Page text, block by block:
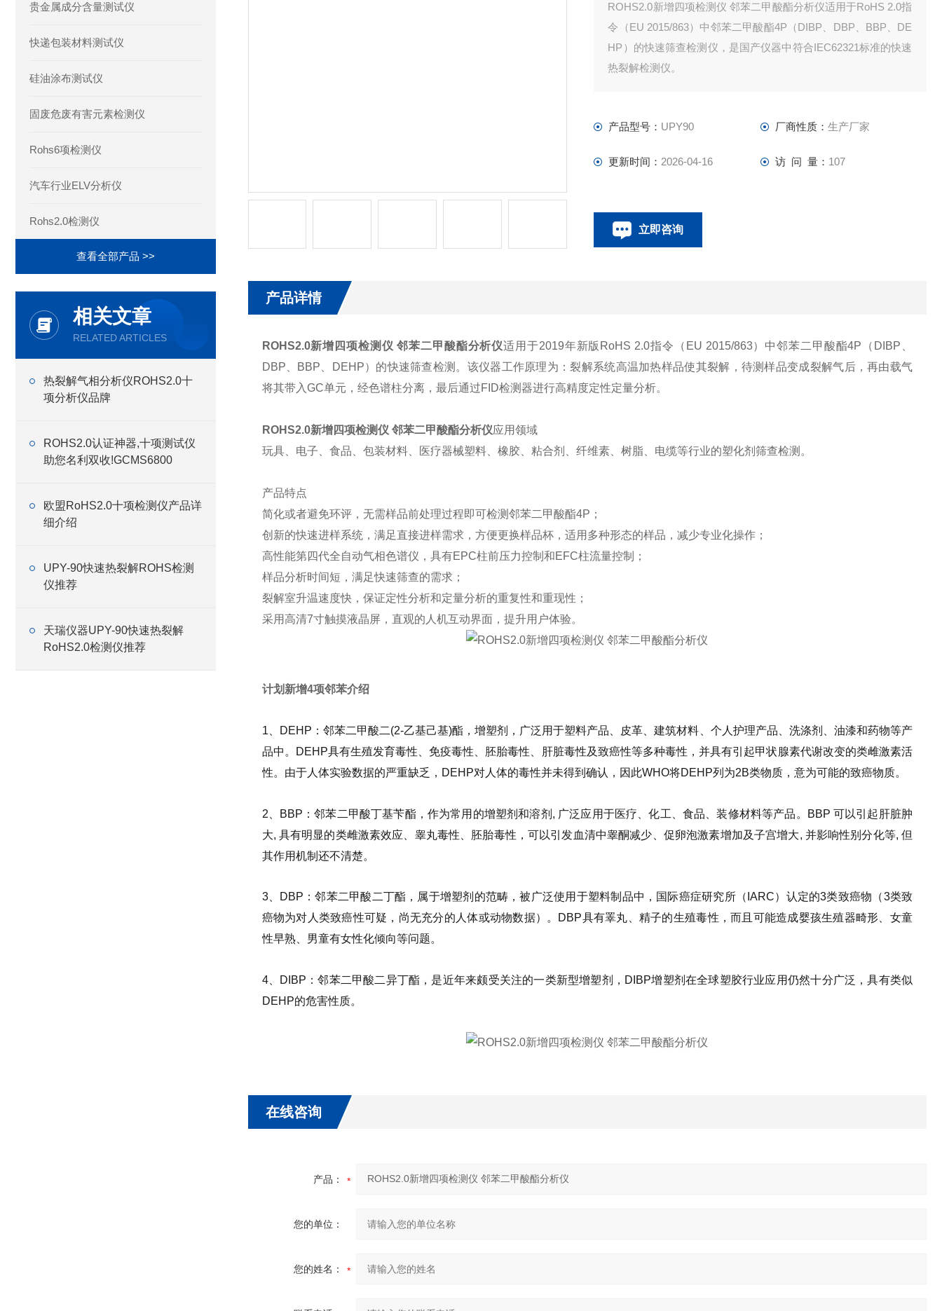
贵金属成分含量测试仪
快递包装材料测试仪
硅油涂布测试仪
固废危废有害元素检测仪
Rohs6项检测仪
汽车行业ELV分析仪
Rohs2.0检测仪
查看全部产品 >>
相关文章
RELATED ARTICLES
热裂解气相分析仪ROHS2.0十
项分析仪品牌
ROHS2.0认证神器,十项测试仪
助您名利双收!GCMS6800
欧盟RoHS2.0十项检测仪产品详
细介绍
UPY-90快速热裂解ROHS检测
仪推荐
天瑞仪器UPY-90快速热裂解
RoHS2.0检测仪推荐
ROHS2.0新增四项检测仪 邻苯二甲酸酯分析仪适用于RoHS 2.0指
令（EU 2015/863）中邻苯二甲酸酯4P（DIBP、DBP、BBP、DE
HP）的快速筛查检测仪，是国产仪器中符合IEC62321标准的快速
热裂解检测仪。
产品型号： UPY90 厂商性质： 生产厂家
更新时间： 2026-04-16 访 问 量： 107
立即咨询
产品详情
ROHS2.0新增四项检测仪 邻苯二甲酸酯分析仪适用于2019年新版RoHS 2.0指令（EU 2015/863）中邻苯二甲酸酯4P（DIBP、
DBP、BBP、DEHP）的快速筛查检测。该仪器工作原理为：裂解系统高温加热样品使其裂解，待测样品变成裂解气后，再由载气
将其带入GC单元，经色谱柱分离，最后通过FID检测器进行高精度定性定量分析。
ROHS2.0新增四项检测仪 邻苯二甲酸酯分析仪应用领域
玩具、电子、食品、包装材料、医疗器械塑料、橡胶、粘合剂、纤维素、树脂、电缆等行业的塑化剂筛查检测。
产品特点
简化或者避免环评，无需样品前处理过程即可检测邻苯二甲酸酯4P；
创新的快速进样系统，满足直接进样需求，方便更换样品杯，适用多种形态的样品，减少专业化操作；
高性能第四代全自动气相色谱仪，具有EPC柱前压力控制和EFC柱流量控制；
样品分析时间短，满足快速筛查的需求；
裂解室升温速度快，保证定性分析和定量分析的重复性和重现性；
采用高清7寸触摸液晶屏，直观的人机互动界面，提升用户体验。
计划新增4项邻苯介绍
1、DEHP：邻苯二甲酸二(2-乙基己基)酯，增塑剂，广泛用于塑料产品、皮革、建筑材料、个人护理产品、洗涤剂、油漆和药物等产
品中。DEHP具有生殖发育毒性、免疫毒性、胚胎毒性、肝脏毒性及致癌性等多种毒性，并具有引起甲状腺素代谢改变的类雌激素活
性。由于人体实验数据的严重缺乏，DEHP对人体的毒性并未得到确认，因此WHO将DEHP列为2B类物质，意为可能的致癌物质。
2、BBP：邻苯二甲酸丁基苄酯，作为常用的增塑剂和溶剂, 广泛应用于医疗、化工、食品、装修材料等产品。BBP 可以引起肝脏肿
大, 具有明显的类雌激素效应、睾丸毒性、胚胎毒性，可以引发血清中睾酮减少、促卵泡激素增加及子宫增大, 并影响性别分化等, 但
其作用机制还不清楚。
3、DBP：邻苯二甲酸二丁酯，属于增塑剂的范畴，被广泛使用于塑料制品中，国际癌症研究所（IARC）认定的3类致癌物（3类致
癌物为对人类致癌性可疑，尚无充分的人体或动物数据）。DBP具有睪丸、精子的生殖毒性，而且可能造成婴孩生殖器畸形、女童
性早熟、男童有女性化倾向等问题。
4、DIBP：邻苯二甲酸二异丁酯，是近年来颇受关注的一类新型增塑剂，DIBP增塑剂在全球塑胶行业应用仍然十分广泛，具有类似
DEHP的危害性质。
在线咨询
产品：
您的单位：
您的姓名：